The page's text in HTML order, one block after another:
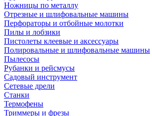
Ножницы по металлу
Отрезные и шлифовальные машины
Перфораторы и отбойные молотки
Пилы и лобзики
Пистолеты клеевые и аксессуары
Полировальные и шлифовальные машины
Пылесосы
Рубанки и рейсмусы
Садовый инструмент
Сетевые дрели
Станки
Термофены
Триммеры и фрезы